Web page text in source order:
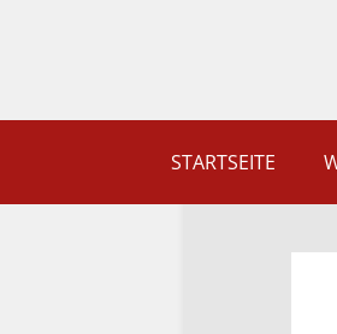
STARTSEITE